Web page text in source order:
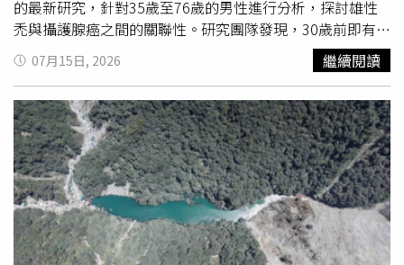
合併面部肌肉抽動、影響視力時，則可能是病理性病變，應
立即尋求專業醫療協助，切勿嘗試偏方，以免延誤治療而抱
憾終身。
的最新研究，針對35歲至76歲的男性進行分析，探討雄性
禿與攝護腺癌之間的關聯性。研究團隊發現，30歲前即有掉
髮現象的受試者，其罹癌風險降低了29%；至於更早開始禿
頭的男性，無論是罹患高侵襲性或低侵襲性的攝護腺癌，風
險皆大幅下降45%。研究人員指出，過去相關研究多聚焦於
55歲以上的年長男性，而此次研究則首度將攝護腺癌漫長的
潛伏期納入考量，證實年輕時期的脫髮狀況是預測該疾病更
具代表性的指標。研究主導者萊特（Jonathan Wright）博
士解釋，禿頭與攝護腺癌皆為與男性荷爾蒙（雄性激素）高
度相關的常見遺傳性疾病。萊特博士進一步說明，男性體內
睪固酮會轉化為雙氫睪固酮（DHT），過量的DHT會阻礙毛
囊吸收營養，導致毛囊萎縮並引發脫髮；然而，睪固酮同時
07月15日, 2026 繼續閱讀